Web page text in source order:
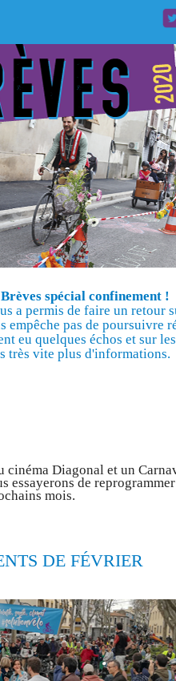
spécial confinement !
a permis de faire un retour
empêche pas de poursuivre
eu quelques échos et sur
très vite plus d'informations.
cinéma Diagonal et un
essayerons de
mois.
DE FÉVRIER